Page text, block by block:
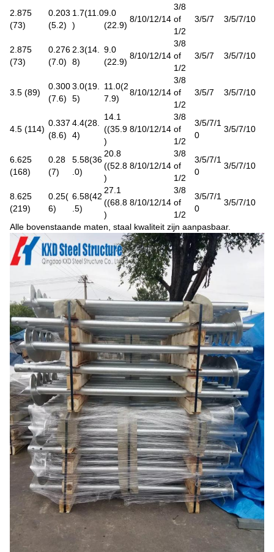
2.875
(73)
0.203
(5.2)
1.7(11.0
)
9.0
(22.9)
8/10/12/14
3/8
of
1/2
3/5/7 3/5/7/10
2.875
(73)
0.276
(7.0)
2.3(14.
8)
9.0
(22.9)
8/10/12/14
3/8
of
1/2
3/5/7 3/5/7/10
3.5 (89)
0.300
(7.6)
3.0(19.
5)
11.0(2
7.9)
8/10/12/14
3/8
of
1/2
3/5/7 3/5/7/10
4.5 (114)
0.337
(8.6)
4.4(28.
4)
14.1
((35.9
)
8/10/12/14
3/8
of
1/2
3/5/7/1
0
3/5/7/10
6.625
(168)
0.28
(7)
5.58(36
.0)
20.8
((52.8
)
8/10/12/14
3/8
of
1/2
3/5/7/1
0
3/5/7/10
8.625
(219)
0.25(
6)
6.58(42
.5)
27.1
((68.8
)
8/10/12/14
3/8
of
1/2
3/5/7/1
0
3/5/7/10
Alle bovenstaande maten, staal kwaliteit zijn aanpasbaar.